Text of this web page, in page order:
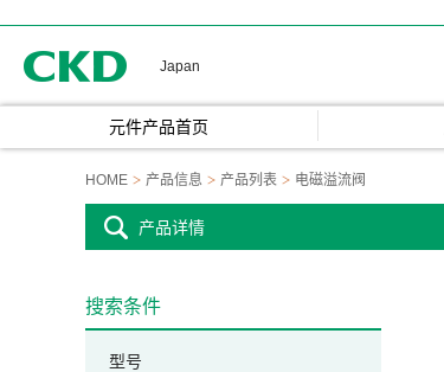
Japan
元件产品首页
HOME 产品信息 产品列表 电磁溢流阀
产品详情
搜索条件
型号